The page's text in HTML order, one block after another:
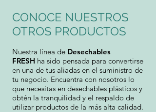
CONOCE NUESTROS
OTROS PRODUCTOS
Nuestra línea de Desechables
FRESH ha sido pensada para convertirse
en una de tus aliadas en el suministro de
tu negocio. Encuentra con nosotros lo
que necesitas en desechables plásticos y
obtén la tranquilidad y el respaldo de
utilizar productos de la más alta calidad.